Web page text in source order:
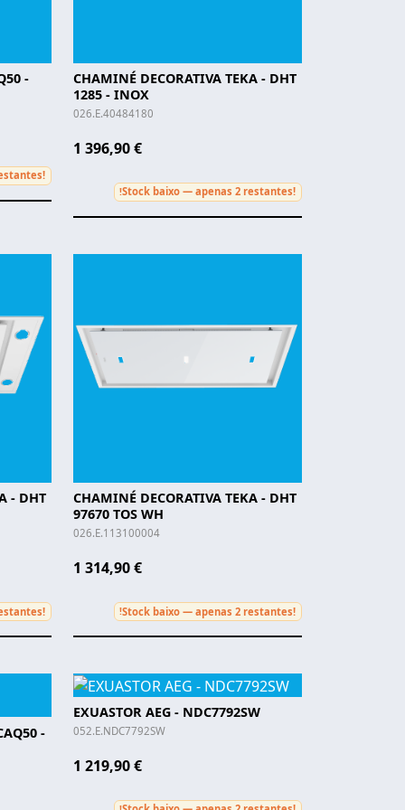
-
CHAMINÉ DECORATIVA TEKA - DHT
1285 - INOX
026.E.40484180
1 396,90 €
!Stock baixo — apenas 2 restantes!
- DHT
CHAMINÉ DECORATIVA TEKA - DHT
97670 TOS WH
026.E.113100004
1 314,90 €
!Stock baixo — apenas 2 restantes!
-
EXUASTOR AEG - NDC7792SW
052.E.NDC7792SW
1 219,90 €